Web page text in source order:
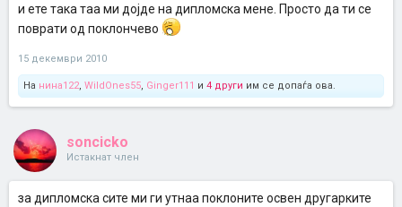
и ете така таа ми дојде на дипломска мене. Просто да ти се
поврати од поклончево
15 декември 2010
На нина122, WildOnes55, Ginger111 и 4 други им се допаѓа ова.
soncicko
Истакнат член
за дипломска сите ми ги утнаа поклоните освен другарките